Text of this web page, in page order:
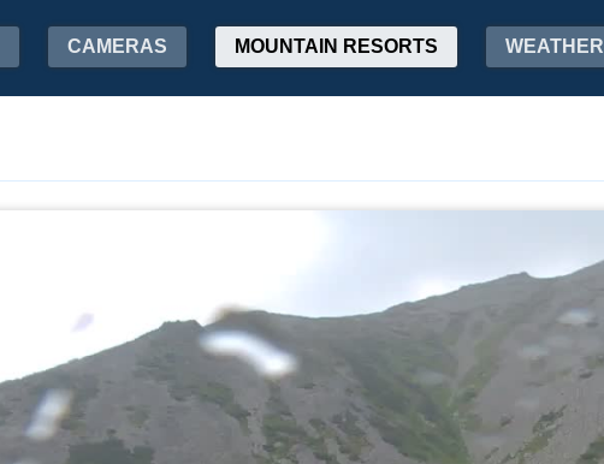
CAMERAS MOUNTAIN RESORTS WEATHER